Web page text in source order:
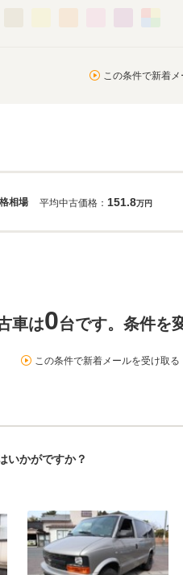
この条件で新着
相場 平均中古価格： 151.8万円
車は0台です。条件を
この条件で新着メールを受け取る
いかがですか？